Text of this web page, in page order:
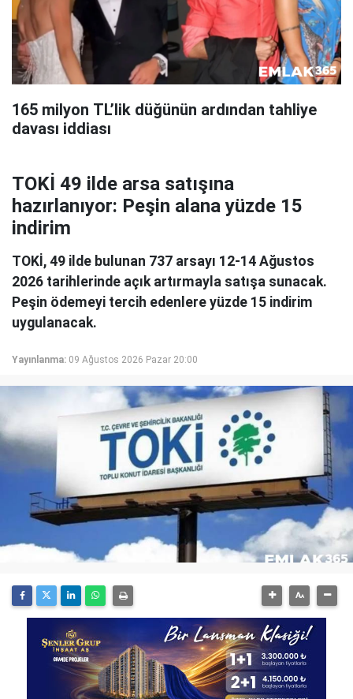
165 milyon TL’lik düğünün ardından tahliye
davası iddiası
TOKİ 49 ilde arsa satışına
hazırlanıyor: Peşin alana yüzde 15
indirim
TOKİ, 49 ilde bulunan 737 arsayı 12-14 Ağustos
2026 tarihlerinde açık artırmayla satışa sunacak.
Peşin ödemeyi tercih edenlere yüzde 15 indirim
uygulanacak.
Yayınlanma: 09 Ağustos 2026 Pazar 20:00